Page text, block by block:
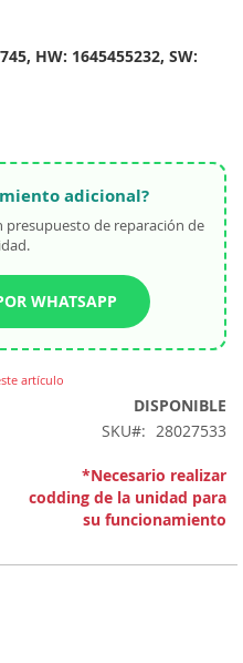
HW: 1645455232, SW:
adicional?
presupuesto de reparación de
WHATSAPP
artículo
DISPONIBLE
SKU
28027533
*Necesario realizar
codding de la unidad para
su funcionamiento